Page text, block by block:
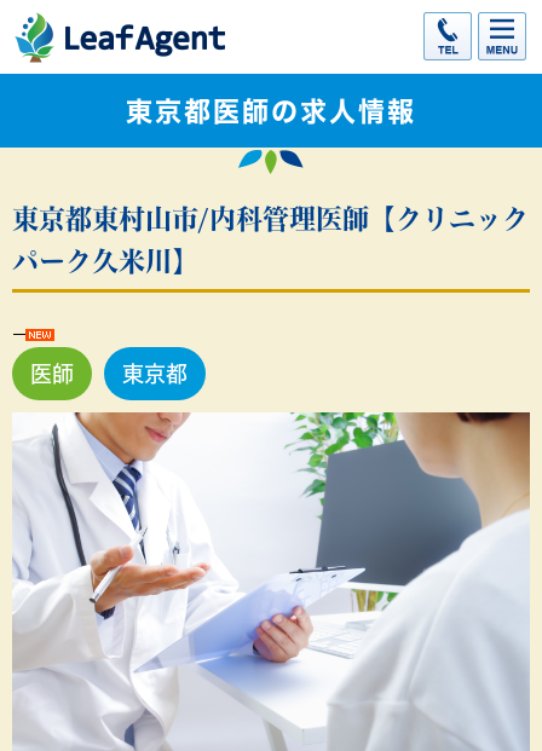
東京都医師の求人情報
東京都東村山市/内科管理医師【クリニック
パーク久米川】
医師 東京都